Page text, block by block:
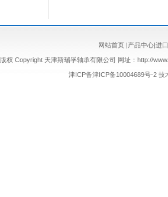
网站首页 |产品中心|进
版权 Copyright 天津斯瑞孚轴承有限公司 网址：http://
津ICP备津ICP备10004689号-2